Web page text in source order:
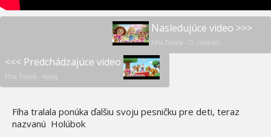
Nasledujúce video >>>
Fíha Tralala - O zúbkoch
<<< Predchádzajúce video
Fíha Tralala - Ajajaj
Fíha tralala ponúka ďalšiu svoju pesničku pre deti, teraz
nazvanú Holúbok